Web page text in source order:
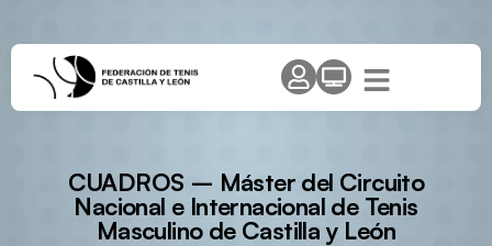
CUADROS – Máster del Circuito
Nacional e Internacional de Tenis
Masculino de Castilla y León